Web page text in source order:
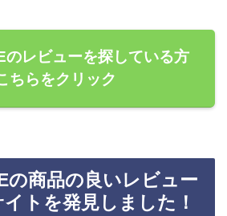
のレビューを探している方
ちらをクリック
の商品の良いレビュー
トを発見しました！